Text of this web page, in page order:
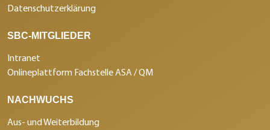
Datenschutzerklärung
SBC-MITGLIEDER
Intranet
Onlineplattform Fachstelle ASA / QM
NACHWUCHS
Aus- und Weiterbildung